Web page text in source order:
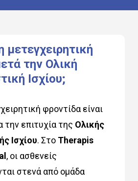
μετεγχειρητική
την Ολική
Ισχίου;
φροντίδα είναι
την επιτυχία της Ολικής
Ισχίου. Στο Therapis
, οι ασθενείς
στενά από ομάδα